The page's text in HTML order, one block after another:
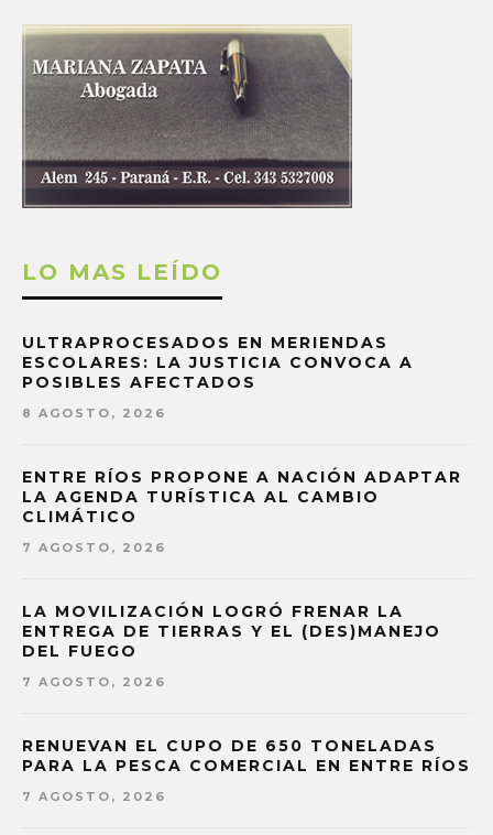
LO MAS LEÍDO
ULTRAPROCESADOS EN MERIENDAS
ESCOLARES: LA JUSTICIA CONVOCA A
POSIBLES AFECTADOS
8 AGOSTO, 2026
ENTRE RÍOS PROPONE A NACIÓN ADAPTAR
LA AGENDA TURÍSTICA AL CAMBIO
CLIMÁTICO
7 AGOSTO, 2026
LA MOVILIZACIÓN LOGRÓ FRENAR LA
ENTREGA DE TIERRAS Y EL (DES)MANEJO
DEL FUEGO
7 AGOSTO, 2026
RENUEVAN EL CUPO DE 650 TONELADAS
PARA LA PESCA COMERCIAL EN ENTRE RÍOS
7 AGOSTO, 2026